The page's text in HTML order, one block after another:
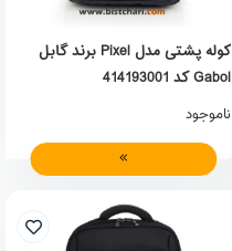
کوله پشتی مدل Pixel برند گابل
Gabol کد 414193001
ناموجود